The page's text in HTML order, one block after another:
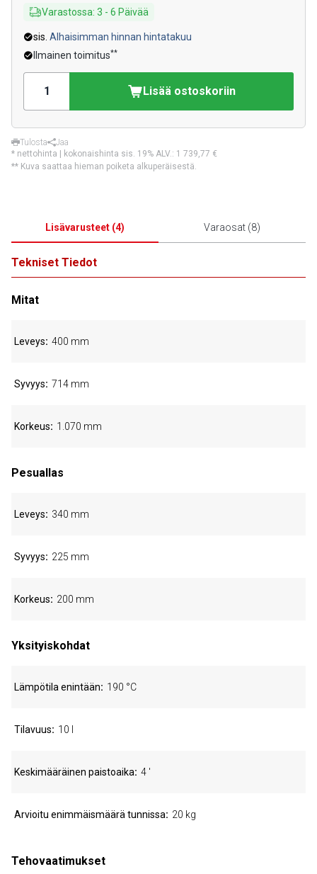
Varastossa: 3 - 6 Päivää
sis. Alhaisimman hinnan hintatakuu
Ilmainen toimitus**
Lisää ostoskoriin
Tulosta
Jaa
* nettohinta | kokonaishinta sis. 19% ALV.: 1 739,77 €
** Kuva saattaa hieman poiketa alkuperäisestä.
Lisävarusteet (4) Varaosat (8)
Tekniset Tiedot
Mitat
Leveys 400 mm
Syvyys 714 mm
Korkeus 1.070 mm
Pesuallas
Leveys 340 mm
Syvyys 225 mm
Korkeus 200 mm
Yksityiskohdat
Lämpötila enintään 190 °C
Tilavuus 10 l
Keskimääräinen paistoaika 4 '
Arvioitu enimmäismäärä tunnissa 20 kg
Tehovaatimukset